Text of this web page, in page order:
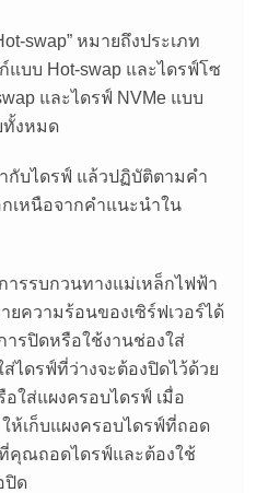
swap หมายถึงประเภท
แบบ Hot-swap และไดรฟ์โซ
และไดรฟ์ NVMe แบบ
ทั้งหมด
กับไดรฟ์ แล้วปฏิบัติตามคำ
เหนือจากคำแนะนำใน
รรบกวนทางแม่เหล็กไฟฟ้า
ยความร้อนของเซิร์ฟเวอร์ได้
ารปิดหรือใช้งานช่องใส่
ไดรฟ์ที่ว่างจะต้องปิดไว้ด้วย
อใส่แผงครอบไดรฟ์ เมื่อ
ห้เก็บแผงครอบไดรฟ์ที่ถอด
คุณถอดไดรฟ์และต้องใช้
ปิด